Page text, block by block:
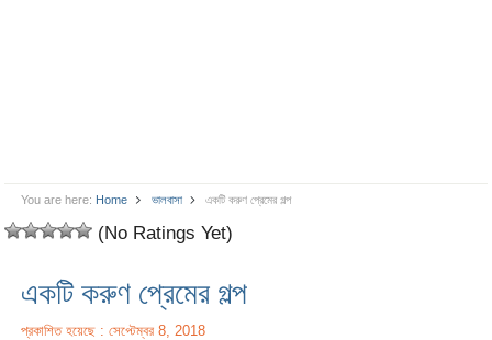
You are here: Home ভালবাসা একটি করুণ প্রেমের গল্প
(No Ratings Yet)
একটি করুণ প্রেমের গল্প
প্রকাশিত হয়েছে : সেপ্টেম্বর 8, 2018